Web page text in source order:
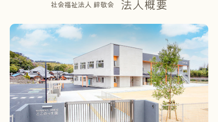
社会福祉法人 絆敬会 法人概要